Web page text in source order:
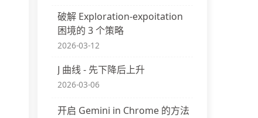
破解 Exploration-expoitation
困境的 3 个策略
2026-03-12
J 曲线 - 先下降后上升
2026-03-06
开启 Gemini in Chrome 的方法